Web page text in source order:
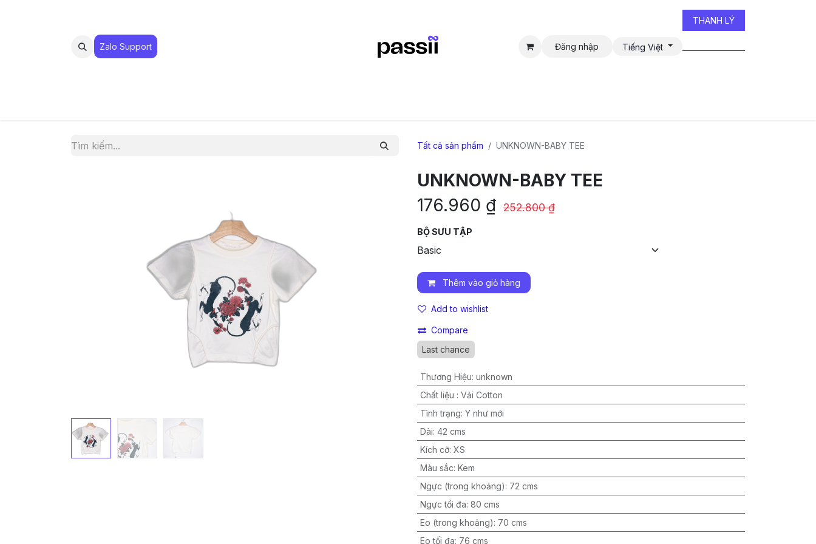
Zalo Suppo​​​​​​rt Đăng nhập Tiếng Việt
THANH LÝ
Tất cả sản phẩm UNKNOWN-BABY TEE
UNKNOWN-BABY TEE
176.960 ₫ 252.800₫
BỘ SƯU TẬP
Thêm vào giỏ hàng
Add to wishlist
Compare
Last chance
Thương Hiệu: unknown
Chất liệu : Vải Cotton
Tình trạng: Y như mới
Dài: 42 cms
Kích cỡ: XS
Màu sắc: Kem
Ngực (trong khoảng): 72 cms
Ngực tối đa: 80 cms
Eo (trong khoảng): 70 cms
Eo tối đa: 76 cms